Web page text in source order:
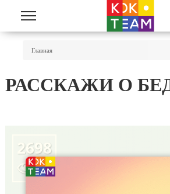
Перейти к основному содержанию
Главная
РАССКАЖИ О
2698
